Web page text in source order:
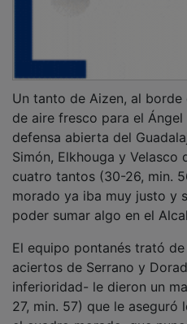
de aire fresco para el Ángel
defensa abierta del
Simón, Elkhouga y Velasco
cuatro tantos (30-26, min.
morado ya iba muy justo y
poder sumar algo en el
aciertos de Serrano y
inferioridad- le dieron un
27, min. 57) que le aseguró
el cuadro morado, que